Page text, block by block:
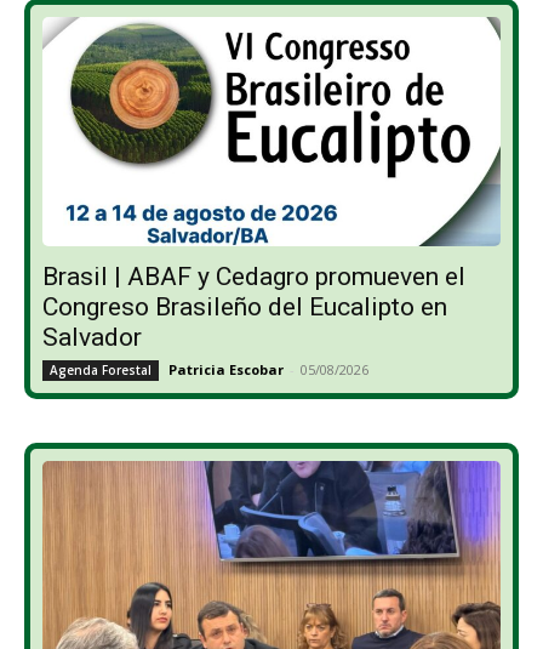
Brasil | ABAF y Cedagro promueven el
Congreso Brasileño del Eucalipto en
Salvador
Agenda Forestal Patricia Escobar - 05/08/2026